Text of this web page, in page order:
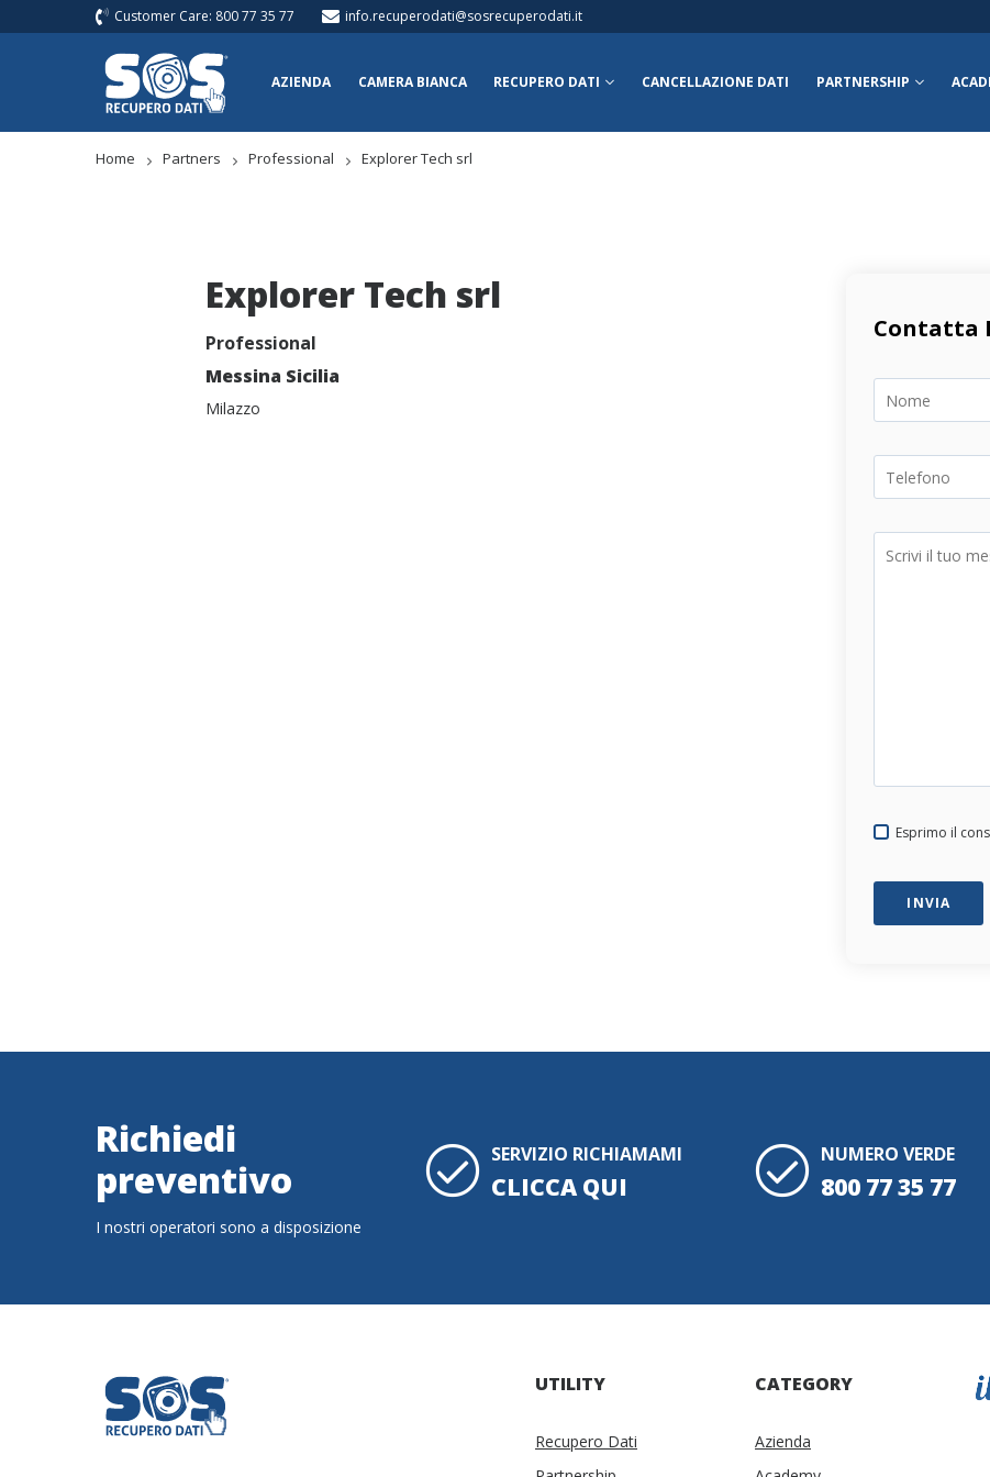
Customer Care: 800 77 35 77 info.recuperodati@sosrecuperodati.it
AZIENDA CAMERA BIANCA RECUPERO DATI CANCELLAZIONE DATI PARTNERSHIP
Home Partners Professional Explorer Tech srl
Explorer Tech srl
Professional
Messina Sicilia
Milazzo
Contatta
Esprimo il
Richiedi
preventivo
I nostri operatori sono a disposizione
SERVIZIO RICHIAMAMI
CLICCA QUI
NUMERO VERDE
800 77 35 77
UTILITY
Recupero Dati
CATEGORY
Azienda